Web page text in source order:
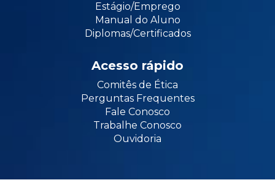
Estágio/Emprego
Manual do Aluno
Diplomas/Certificados
Acesso rápido
Comitês de Ética
Perguntas Frequentes
Fale Conosco
Trabalhe Conosco
Ouvidoria